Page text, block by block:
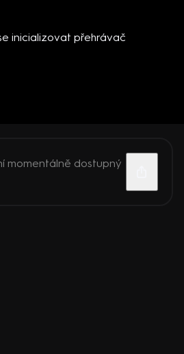
inicializovat přehrávač
momentálně dostupný